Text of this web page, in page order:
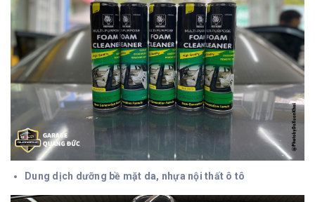
Dung dịch dưỡng bề mặt da, nhựa nội thất ô tô